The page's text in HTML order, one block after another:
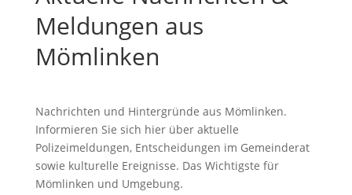
Meldungen aus
Mömlinken
Nachrichten und Hintergründe aus Mömlinken.
Informieren Sie sich hier über aktuelle
Polizeimeldungen, Entscheidungen im Gemeinderat
sowie kulturelle Ereignisse. Das Wichtigste für
Mömlinken und Umgebung.